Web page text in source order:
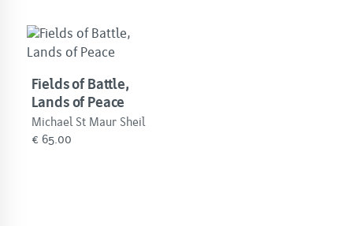
Fields of Battle,
Lands of Peace
Michael St Maur Sheil
€ 65.00